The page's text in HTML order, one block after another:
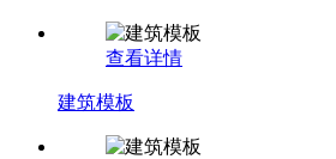
查看详情
建筑模板